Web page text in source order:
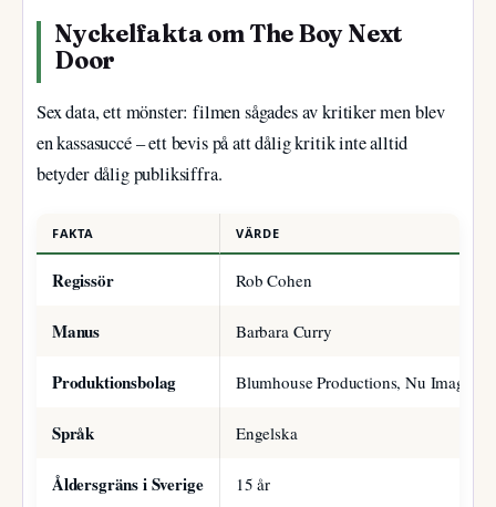
Nyckelfakta om The Boy Next
Door
Sex data, ett mönster: filmen sågades av kritiker men blev
en kassasuccé – ett bevis på att dålig kritik inte alltid
betyder dålig publiksiffra.
FAKTA VÄRDE
Regissör Rob Cohen
Manus Barbara Curry
Produktionsbolag Blumhouse Productions, Nu Image
Språk Engelska
Åldersgräns i Sverige 15 år